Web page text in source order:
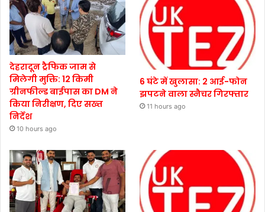
देहरादून ट्रैफिक जाम से
मिलेगी मुक्ति: 12 किमी
ग्रीनफील्ड बाईपास का DM ने
किया निरीक्षण, दिए सख्त
निर्देश
10 hours ago
6 घंटे में खुलासा: 2 आई-फोन
झपटने वाला स्नैचर गिरफ्तार
11 hours ago